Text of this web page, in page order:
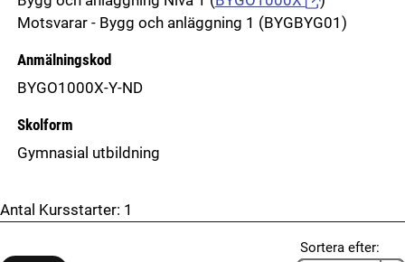
Motsvarar - Bygg och anläggning 1 (BYGBYG01)
Anmälningskod
BYGO1000X-Y-ND
Skolform
Gymnasial utbildning
Antal Kursstarter: 1
Sortera efter: